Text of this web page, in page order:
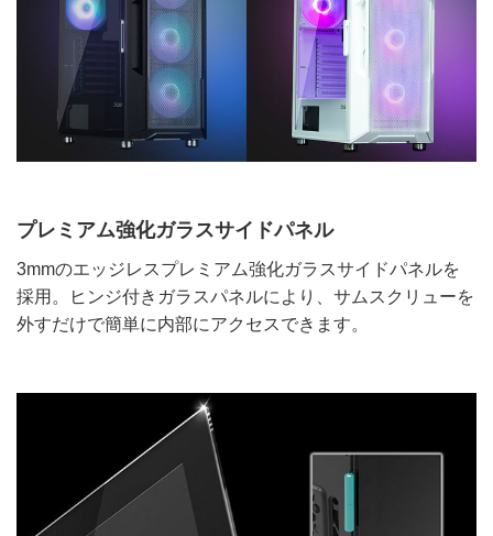
プレミアム強化ガラスサイドパネル
3mmのエッジレスプレミアム強化ガラスサイドパネルを
採用。ヒンジ付きガラスパネルにより、サムスクリューを
外すだけで簡単に内部にアクセスできます。